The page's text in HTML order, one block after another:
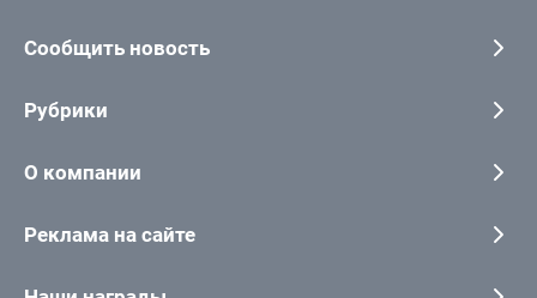
Сообщить новость
Рубрики
О компании
Реклама на сайте